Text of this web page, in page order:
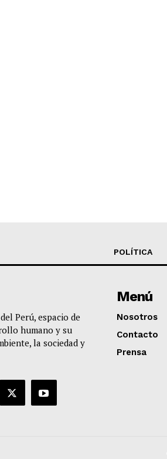
POLÍTICA
Perú, espacio de
humano y su
la sociedad y
Menú
Nosotros
Contacto
Prensa